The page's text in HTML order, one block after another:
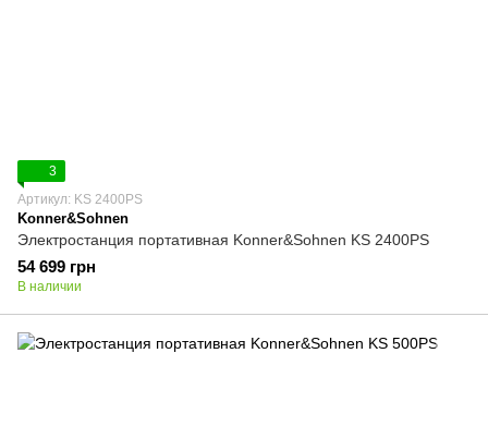
3
Артикул: KS 2400PS
Konner&Sohnen
Электростанция портативная Konner&Sohnen KS 2400PS
54 699 грн
В наличии